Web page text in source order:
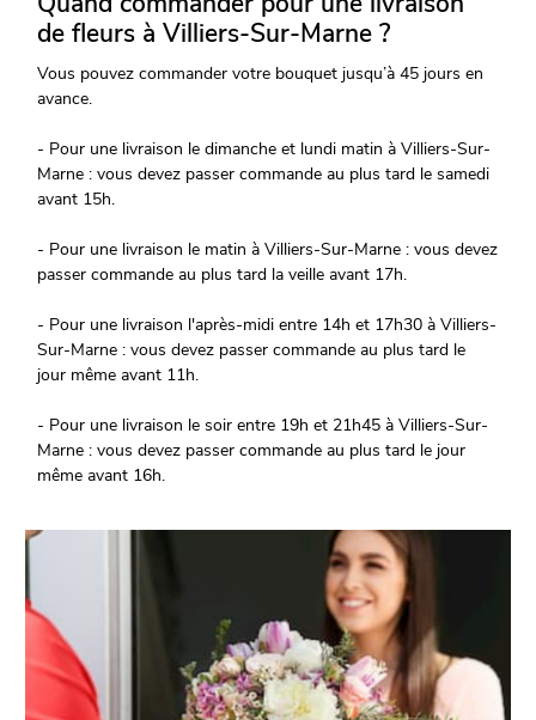
de fleurs à Villiers-Sur-Marne ?
Vous pouvez commander votre bouquet jusqu’à 45 jours en
avance.
- Pour une livraison le dimanche et lundi matin à Villiers-Sur-
Marne : vous devez passer commande au plus tard le samedi
avant 15h.
- Pour une livraison le matin à Villiers-Sur-Marne : vous devez
passer commande au plus tard la veille avant 17h.
- Pour une livraison l'après-midi entre 14h et 17h30 à Villiers-
Sur-Marne : vous devez passer commande au plus tard le
jour même avant 11h.
- Pour une livraison le soir entre 19h et 21h45 à Villiers-Sur-
Marne : vous devez passer commande au plus tard le jour
même avant 16h.